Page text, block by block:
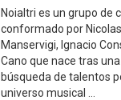
Noialtri es un grupo de
conformado por Nicolas
Manservigi, Ignacio
Cano que nace tras
búsqueda de talentos
universo musical …